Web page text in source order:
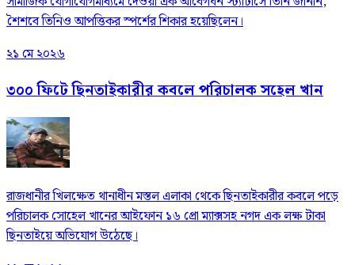
শৈশবে তিনিও আপত্তিকর স্পর্শের শিকার হয়েছিলেন।
২১ মে ২০২৬
৩০০ ফিটে ছিনতাইকারীর কবলে পরিচালক সহেল খান
রাজধানীর খিলক্ষেত থানাধীন মস্তল এলাকা থেকে ছিনতাইকারীর কবলে পড়ে
পরিচালক সোহেল খানের আইফোন ১৬ প্রো ম্যাক্সসহ নগদ এক লক্ষ টাকা
ছিনতাইয়ে অভিযোগ উঠেছে।